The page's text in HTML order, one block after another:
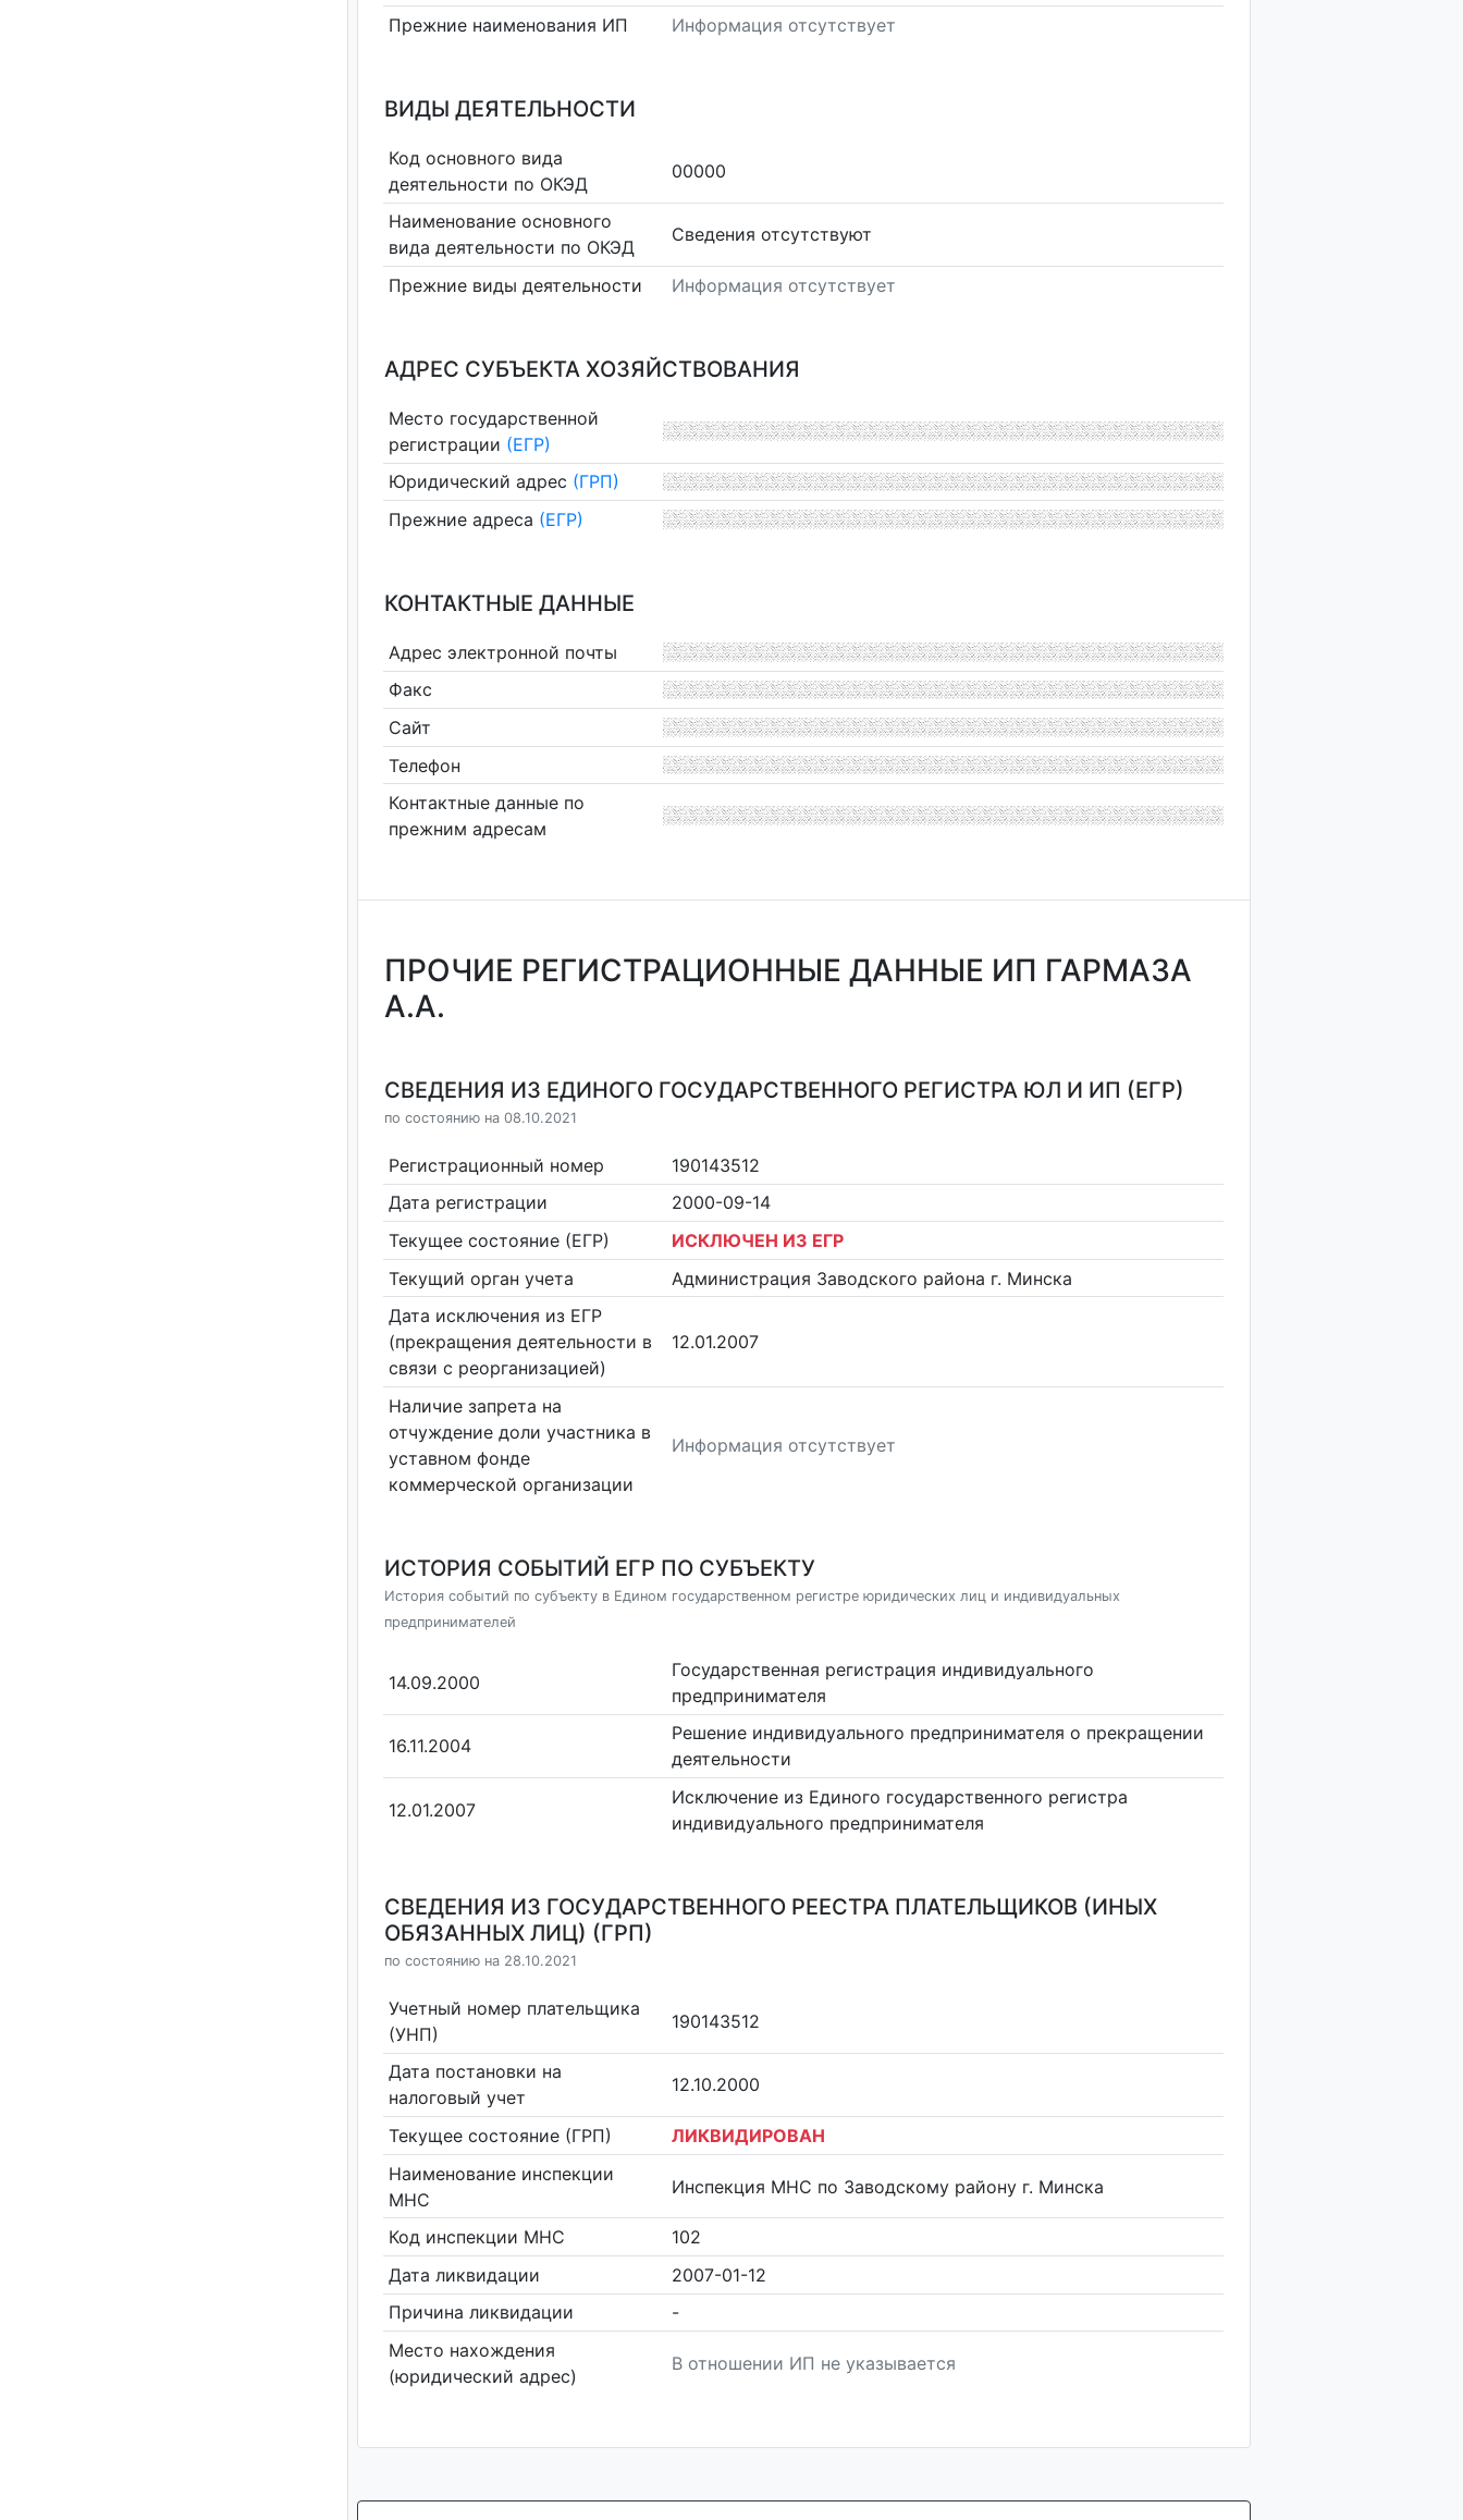
Прежние наименования ИП Информация отсутствует
ВИДЫ ДЕЯТЕЛЬНОСТИ
Код основного вида
деятельности по ОКЭД
00000
Наименование основного
вида деятельности по ОКЭД
Cведения отсутствуют
Прежние виды деятельности Информация отсутствует
АДРЕС СУБЪЕКТА ХОЗЯЙСТВОВАНИЯ
Место государственной
регистрации (ЕГР)
Юридический адрес (ГРП)
Прежние адреса (ЕГР)
КОНТАКТНЫЕ ДАННЫЕ
Адрес электронной почты
Факс
Сайт
Телефон
Контактные данные по
прежним адресам
ПРОЧИЕ РЕГИСТРАЦИОННЫЕ ДАННЫЕ ИП ГАРМАЗА
А.А.
СВЕДЕНИЯ ИЗ ЕДИНОГО ГОСУДАРСТВЕННОГО РЕГИСТРА ЮЛ И ИП (ЕГР)
по состоянию на 08.10.2021
Регистрационный номер
190143512
Дата регистрации
2000-09-14
Текущее состояние (ЕГР)
ИСКЛЮЧЕН ИЗ ЕГР
Текущий орган учета
Администрация Заводского района г. Минска
Дата исключения из ЕГР
(прекращения деятельности в
связи с реорганизацией)
12.01.2007
Наличие запрета на
отчуждение доли участника в
уставном фонде
коммерческой организации
Информация отсутствует
ИСТОРИЯ СОБЫТИЙ ЕГР ПО СУБЪЕКТУ
История событий по субъекту в Едином государственном регистре юридических лиц и индивидуальных
предпринимателей
14.09.2000
Государственная регистрация индивидуального
предпринимателя
16.11.2004
Решение индивидуального предпринимателя о прекращении
деятельности
12.01.2007
Исключение из Единого государственного регистра
индивидуального предпринимателя
СВЕДЕНИЯ ИЗ ГОСУДАРСТВЕННОГО РЕЕСТРА ПЛАТЕЛЬЩИКОВ (ИНЫХ
ОБЯЗАННЫХ ЛИЦ) (ГРП)
по состоянию на 28.10.2021
Учетный номер плательщика
(УНП)
190143512
Дата постановки на
налоговый учет
12.10.2000
Текущее состояние (ГРП)
ЛИКВИДИРОВАН
Наименование инспекции
МНС
Инспекция МНС по Заводскому району г. Минска
Код инспекции МНС
102
Дата ликвидации
2007-01-12
Причина ликвидации
-
Место нахождения
(юридический адрес)
В отношении ИП не указывается